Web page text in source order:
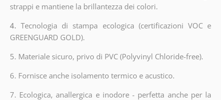
strappi e mantiene la brillantezza dei colori.
4.Tecnologia di stampa ecologica (certificazioni VOC e
GREENGUARD GOLD).
5. Materiale sicuro, privo di PVC (Polyvinyl Chloride-free).
6. Fornisce anche isolamento termico e acustico.
7. Ecologica, anallergica e inodore - perfetta anche per la